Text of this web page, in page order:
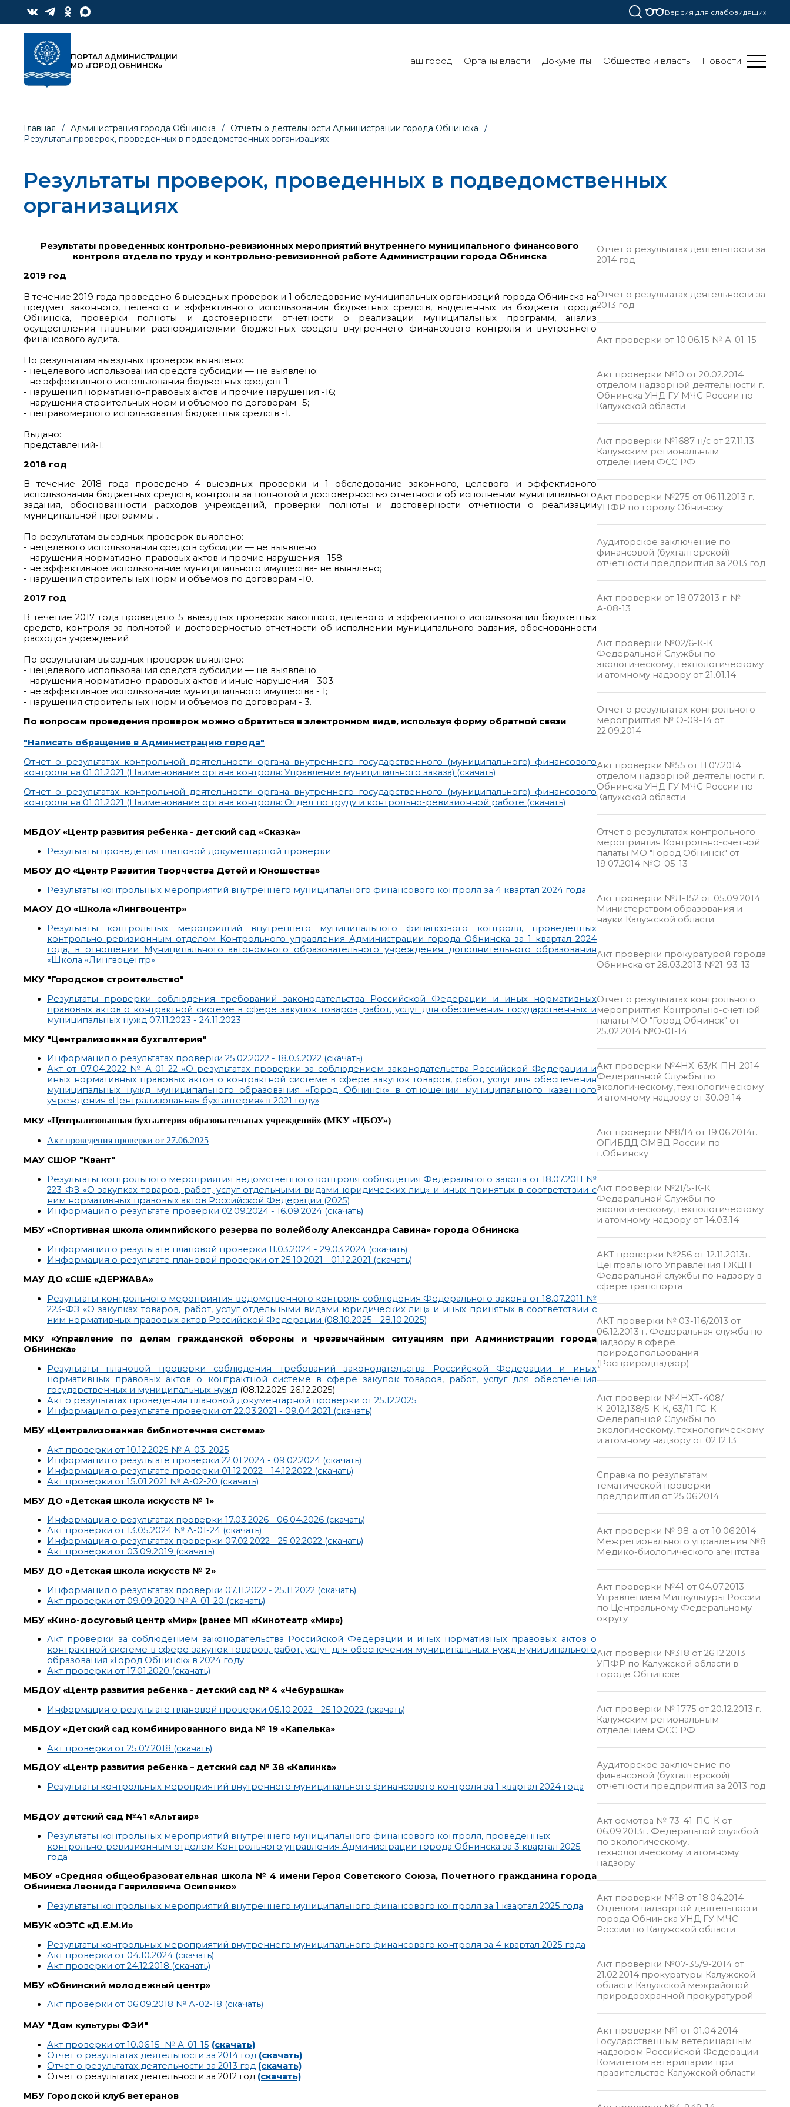
Версия для слабовидящих
ПОРТАЛ АДМИНИСТРАЦИИ
МО «ГОРОД ОБНИНСК»
Наш город Органы власти Документы Общество и власть Новости
Главная / Администрация города Обнинска / Отчеты о деятельности Администрации города Обнинска
/
Результаты проверок, проведенных в подведомственных организациях
Результаты проверок, проведенных в подведомственных
организациях
Результаты проведенных контрольно-ревизионных мероприятий внутреннего муниципального финансового
контроля отдела по труду и контрольно-ревизионной работе Администрации города Обнинска
2019 год
В течение 2019 года проведено 6 выездных проверок и 1 обследование муниципальных организаций города Обнинска на
предмет законного, целевого и эффективного использования бюджетных средств, выделенных из бюджета города
Обнинска, проверки полноты и достоверности отчетности о реализации муниципальных программ, анализ
осуществления главными распорядителями бюджетных средств внутреннего финансового контроля и внутреннего
финансового аудита.
По результатам выездных проверок выявлено:
- нецелевого использования средств субсидии — не выявлено;
- не эффективного использования бюджетных средств-1;
- нарушения нормативно-правовых актов и прочие нарушения -16;
- нарушения строительных норм и объемов по договорам -5;
- неправомерного использования бюджетных средств -1.
Выдано:
представлений-1.
2018 год
В течение 2018 года проведено 4 выездных проверки и 1 обследование законного, целевого и эффективного
использования бюджетных средств, контроля за полнотой и достоверностью отчетности об исполнении муниципального
задания, обоснованности расходов учреждений, проверки полноты и достоверности отчетности о реализации
муниципальной программы .
По результатам выездных проверок выявлено:
- нецелевого использования средств субсидии — не выявлено;
- нарушения нормативно-правовых актов и прочие нарушения - 158;
- не эффективное использование муниципального имущества- не выявлено;
- нарушения строительных норм и объемов по договорам -10.
2017 год
В течение 2017 года проведено 5 выездных проверок законного, целевого и эффективного использования бюджетных
средств, контроля за полнотой и достоверностью отчетности об исполнении муниципального задания, обоснованности
расходов учреждений
По результатам выездных проверок выявлено:
- нецелевого использования средств субсидии — не выявлено;
- нарушения нормативно-правовых актов и иные нарушения - 303;
- не эффективное использование муниципального имущества - 1;
- нарушения строительных норм и объемов по договорам - 3.
По вопросам проведения проверок можно обратиться в электронном виде, используя форму обратной связи
"Написать обращение в Администрацию города"
Отчет о результатах контрольной деятельности органа внутреннего государственного (муниципального) финансового
контроля на 01.01.2021 (Наименование органа контроля: Управление муниципального заказа) (скачать)
Отчет о результатах контрольной деятельности органа внутреннего государственного (муниципального) финансового
контроля на 01.01.2021 (Наименование органа контроля: Отдел по труду и контрольно-ревизионной работе (скачать)
МБДОУ «Центр развития ребенка - детский сад «Сказка»
Результаты проведения плановой документарной проверки
МБОУ ДО «Центр Развития Творчества Детей и Юношества»
Результаты контрольных мероприятий внутреннего муниципального финансового контроля за 4 квартал 2024 года
МАОУ ДО «Школа «Лингвоцентр»
Результаты контрольных мероприятий внутреннего муниципального финансового контроля, проведенных
контрольно-ревизионным отделом Контрольного управления Администрации города Обнинска за 1 квартал 2024
года, в отношении Муниципального автономного образовательного учреждения дополнительного образования
«Школа «Лингвоцентр»
МКУ "Городское строительство"
Результаты проверки соблюдения требований законодательства Российской Федерации и иных нормативных
правовых актов о контрактной системе в сфере закупок товаров, работ, услуг для обеспечения государственных и
муниципальных нужд 07.11.2023 - 24.11.2023
МКУ "Централизовнная бухгалтерия"
Информация о результатах проверки 25.02.2022 - 18.03.2022 (скачать)
Акт от 07.04.2022 № А-01-22 «О результатах проверки за соблюдением законодательства Российской Федерации и
иных нормативных правовых актов о контрактной системе в сфере закупок товаров, работ, услуг для обеспечения
муниципальных нужд муниципального образования «Город Обнинск» в отношении муниципального казенного
учреждения «Централизованная бухгалтерия» в 2021 году»
МКУ «Централизованная бухгалтерия образовательных учреждений» (МКУ «ЦБОУ»)
Акт проведения проверки от 27.06.2025
МАУ СШОР "Квант"
Результаты контрольного мероприятия ведомственного контроля соблюдения Федерального закона от 18.07.2011 №
223-ФЗ «О закупках товаров, работ, услуг отдельными видами юридических лиц» и иных принятых в соответствии с
ним нормативных правовых актов Российской Федерации (2025)
Информация о результате проверки 02.09.2024 - 16.09.2024 (скачать)
МБУ «Спортивная школа олимпийского резерва по волейболу Александра Савина» города Обнинска
Информация о результате плановой проверки 11.03.2024 - 29.03.2024 (скачать)
Информация о результате плановой проверки от 25.10.2021 - 01.12.2021 (скачать)
МАУ ДО «СШЕ «ДЕРЖАВА»
Результаты контрольного мероприятия ведомственного контроля соблюдения Федерального закона от 18.07.2011 №
223-ФЗ «О закупках товаров, работ, услуг отдельными видами юридических лиц» и иных принятых в соответствии с
ним нормативных правовых актов Российской Федерации (08.10.2025 - 28.10.2025)
МКУ «Управление по делам гражданской обороны и чрезвычайным ситуациям при Администрации города
Обнинска»
Результаты плановой проверки соблюдения требований законодательства Российской Федерации и иных
нормативных правовых актов о контрактной системе в сфере закупок товаров, работ, услуг для обеспечения
государственных и муниципальных нужд (08.12.2025-26.12.2025)
Акт о результатах проведения плановой документарной проверки от 25.12.2025
Информация о результате проверки от 22.03.2021 - 09.04.2021 (скачать)
МБУ «Централизованная библиотечная система»
Акт проверки от 10.12.2025 № А-03-2025
Информация о результате проверки 22.01.2024 - 09.02.2024 (скачать)
Информация о результате проверки 01.12.2022 - 14.12.2022 (скачать)
Акт проверки от 15.01.2021 № А-02-20 (скачать)
МБУ ДО «Детская школа искусств № 1»
Информация о результатах проверки 17.03.2026 - 06.04.2026 (скачать)
Акт проверки от 13.05.2024 № А-01-24 (скачать)
Информация о результатах проверки 07.02.2022 - 25.02.2022 (скачать)
Акт проверки от 03.09.2019 (скачать)
МБУ ДО «Детская школа искусств № 2»
Информация о результатах проверки 07.11.2022 - 25.11.2022 (скачать)
Акт проверки от 09.09.2020 № А-01-20 (скачать)
МБУ «Кино-досуговый центр «Мир» (ранее МП «Кинотеатр «Мир»)
Акт проверки за соблюдением законодательства Российской Федерации и иных нормативных правовых актов о
контрактной системе в сфере закупок товаров, работ, услуг для обеспечения муниципальных нужд муниципального
образования «Город Обнинск» в 2024 году
Акт проверки от 17.01.2020 (скачать)
МБДОУ «Центр развития ребенка - детский сад № 4 «Чебурашка»
Информация о результате плановой проверки 05.10.2022 - 25.10.2022 (скачать)
МБДОУ «Детский сад комбинированного вида № 19 «Капелька»
Акт проверки от 25.07.2018 (скачать)
МБДОУ «Центр развития ребенка – детский сад № 38 «Калинка»
Результаты контрольных мероприятий внутреннего муниципального финансового контроля за 1 квартал 2024 года
МБДОУ детский сад №41 «Альтаир»
Результаты контрольных мероприятий внутреннего муниципального финансового контроля, проведенных
контрольно-ревизионным отделом Контрольного управления Администрации города Обнинска за 3 квартал 2025
года
МБОУ «Средняя общеобразовательная школа № 4 имени Героя Советского Союза, Почетного гражданина города
Обнинска Леонида Гавриловича Осипенко»
Результаты контрольных мероприятий внутреннего муниципального финансового контроля за 1 квартал 2025 года
МБУК «ОЭТС «Д.Е.М.И»
Результаты контрольных мероприятий внутреннего муниципального финансового контроля за 4 квартал 2025 года
Акт проверки от 04.10.2024 (скачать)
Акт проверки от 24.12.2018 (скачать)
МБУ «Обнинский молодежный центр»
Акт проверки от 06.09.2018 № А-02-18 (скачать)
МАУ "Дом культуры ФЭИ"
Акт проверки от 10.06.15 № А-01-15 (скачать)
Отчет о результатах деятельности за 2014 год (скачать)
Отчет о результатах деятельности за 2013 год (скачать)
Отчет о результатах деятельности за 2012 год (скачать)
МБУ Городской клуб ветеранов
Отчет о результатах деятельности за
2014 год
Отчет о результатах деятельности за
2013 год
Акт проверки от 10.06.15 № А-01-15
Акт проверки №10 от 20.02.2014
отделом надзорной деятельности г.
Обнинска УНД ГУ МЧС России по
Калужской области
Акт проверки №1687 н/с от 27.11.13
Калужским региональным
отделением ФСС РФ
Акт проверки №275 от 06.11.2013 г.
УПФР по городу Обнинску
Аудиторское заключение по
финансовой (бухгалтерской)
отчетности предприятия за 2013 год
Акт проверки от 18.07.2013 г. №
А-08-13
Акт проверки №02/6-К-К
Федеральной Службы по
экологическому, технологическому
и атомному надзору от 21.01.14
Отчет о результатах контрольного
мероприятия № О-09-14 от
22.09.2014
Акт проверки №55 от 11.07.2014
отделом надзорной деятельности г.
Обнинска УНД ГУ МЧС России по
Калужской области
Отчет о результатах контрольного
мероприятия Контрольно-счетной
палаты МО "Город Обнинск" от
19.07.2014 №О-05-13
Акт проверки №Л-152 от 05.09.2014
Министерством образования и
науки Калужской области
Акт проверки прокуратурой города
Обнинска от 28.03.2013 №21-93-13
Отчет о результатах контрольного
мероприятия Контрольно-счетной
палаты МО "Город Обнинск" от
25.02.2014 №О-01-14
Акт проверки №4НХ-63/К-ПН-2014
Федеральной Службы по
экологическому, технологическому
и атомному надзору от 30.09.14
Акт проверки №8/14 от 19.06.2014г.
ОГИБДД ОМВД России по
г.Обнинску
Акт проверки №21/5-К-К
Федеральной Службы по
экологическому, технологическому
и атомному надзору от 14.03.14
АКТ проверки №256 от 12.11.2013г.
Центрального Управления ГЖДН
Федеральной службы по надзору в
сфере транспорта
АКТ проверки № 03-116/2013 от
06.12.2013 г. Федеральная служба по
надзору в сфере
природопользования
(Росприроднадзор)
Акт проверки №4НХТ-408/
К-2012,138/5-К-К, 63/11 ГС-К
Федеральной Службы по
экологическому, технологическому
и атомному надзору от 02.12.13
Справка по результатам
тематической проверки
предприятия от 25.06.2014
Акт проверки № 98-а от 10.06.2014
Межрегионального управления №8
Медико-биологического агентства
Акт проверки №41 от 04.07.2013
Управлением Минкультуры России
по Центральному Федеральному
округу
Акт проверки №318 от 26.12.2013
УПФР по Калужской области в
городе Обнинске
Акт проверки № 1775 от 20.12.2013 г.
Калужским региональным
отделением ФСС РФ
Аудиторское заключение по
финансовой (бухгалтерской)
отчетности предприятия за 2013 год
Акт осмотра № 73-41-ПС-К от
06.09.2013г. Федеральной службой
по экологическому,
технологическому и атомному
надзору
Акт проверки №18 от 18.04.2014
Отделом надзорной деятельности
города Обнинска УНД ГУ МЧС
России по Калужской области
Акт проверки №07-35/9-2014 от
21.02.2014 прокуратуры Калужской
области Калужской межрайоной
природоохранной прокуратурой
Акт проверки №1 от 01.04.2014
Государственным ветеринарным
надзором Российской Федерации
Комитетом ветеринарии при
правительстве Калужской области